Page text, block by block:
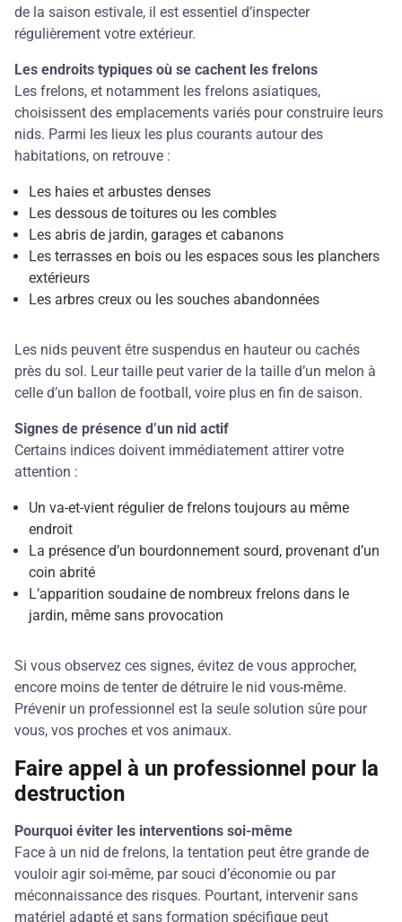
de la saison estivale, il est essentiel d’inspecter
régulièrement votre extérieur.
Les endroits typiques où se cachent les frelons
Les frelons, et notamment les frelons asiatiques,
choisissent des emplacements variés pour construire leurs
nids. Parmi les lieux les plus courants autour des
habitations, on retrouve :
Les haies et arbustes denses
Les dessous de toitures ou les combles
Les abris de jardin, garages et cabanons
Les terrasses en bois ou les espaces sous les planchers
extérieurs
Les arbres creux ou les souches abandonnées
Les nids peuvent être suspendus en hauteur ou cachés
près du sol. Leur taille peut varier de la taille d’un melon à
celle d’un ballon de football, voire plus en fin de saison.
Signes de présence d’un nid actif
Certains indices doivent immédiatement attirer votre
attention :
Un va-et-vient régulier de frelons toujours au même
endroit
La présence d’un bourdonnement sourd, provenant d’un
coin abrité
L’apparition soudaine de nombreux frelons dans le
jardin, même sans provocation
Si vous observez ces signes, évitez de vous approcher,
encore moins de tenter de détruire le nid vous-même.
Prévenir un professionnel est la seule solution sûre pour
vous, vos proches et vos animaux.
Faire appel à un professionnel pour la
destruction
Pourquoi éviter les interventions soi-même
Face à un nid de frelons, la tentation peut être grande de
vouloir agir soi-même, par souci d’économie ou par
méconnaissance des risques. Pourtant, intervenir sans
matériel adapté et sans formation spécifique peut